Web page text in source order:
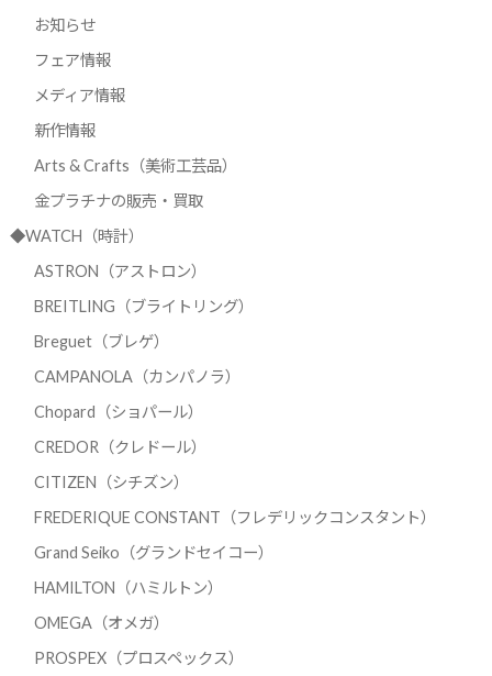
お知らせ
フェア情報
メディア情報
新作情報
Arts & Crafts（美術工芸品）
金プラチナの販売・買取
◆WATCH（時計）
ASTRON（アストロン）
BREITLING（ブライトリング）
Breguet（ブレゲ）
CAMPANOLA（カンパノラ）
Chopard（ショパール）
CREDOR（クレドール）
CITIZEN（シチズン）
FREDERIQUE CONSTANT（フレデリックコンスタント）
Grand Seiko（グランドセイコー）
HAMILTON（ハミルトン）
OMEGA（オメガ）
PROSPEX（プロスペックス）